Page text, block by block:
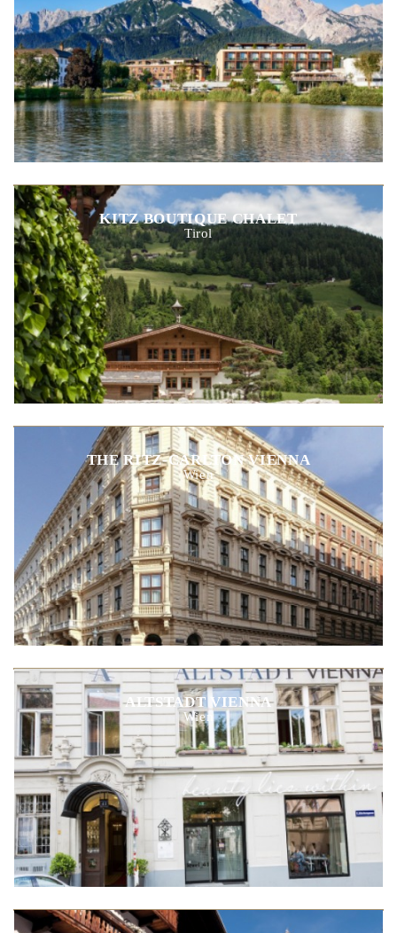
KITZ BOUTIQUE CHALET
Tirol
THE RITZ-CARLTON VIENNA
Wien
ALTSTADT VIENNA
Wien